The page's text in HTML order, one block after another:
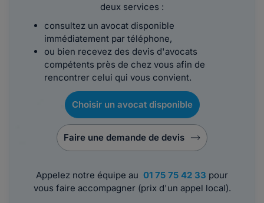
deux services :
consultez un avocat disponible
immédiatement par téléphone,
ou bien recevez des devis d'avocats
compétents près de chez vous afin de
rencontrer celui qui vous convient.
Choisir un avocat disponible
Faire une demande de devis
Appelez notre équipe au 01 75 75 42 33 pour
vous faire accompagner (prix d'un appel local).